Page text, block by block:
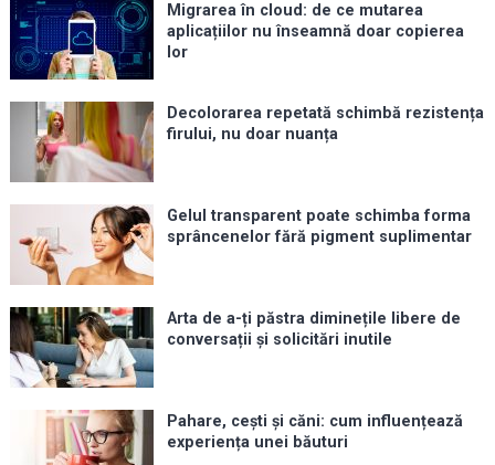
Migrarea în cloud: de ce mutarea
aplicațiilor nu înseamnă doar copierea
lor
Decolorarea repetată schimbă rezistența
firului, nu doar nuanța
Gelul transparent poate schimba forma
sprâncenelor fără pigment suplimentar
Arta de a-ți păstra diminețile libere de
conversații și solicitări inutile
Pahare, cești și căni: cum influențează
experiența unei băuturi